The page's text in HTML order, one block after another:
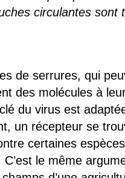
circulantes sont
de serrures, qui
des molécules à
du virus est
un récepteur se
certaines
le même